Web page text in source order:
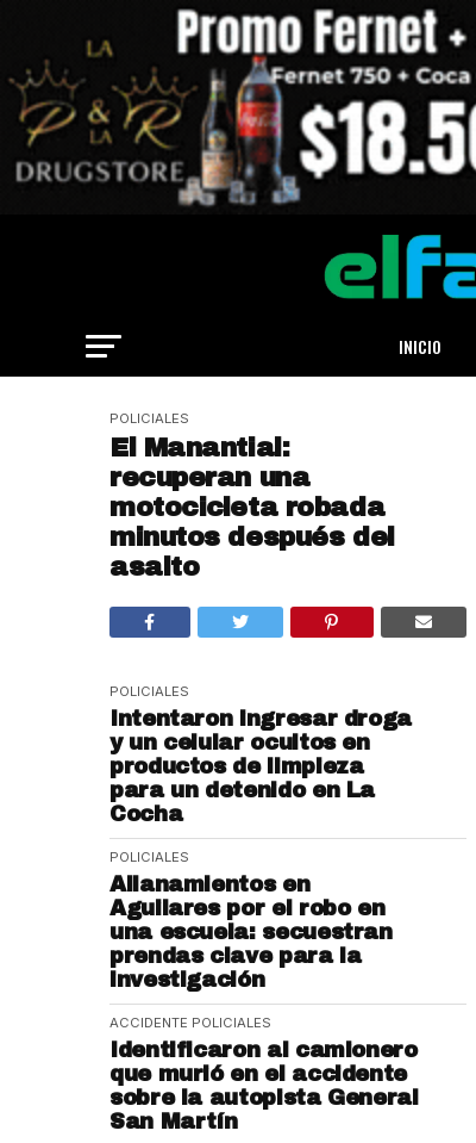
INICIO
POLICIALES
El Manantial:
recuperan una
motocicleta robada
minutos después del
asalto
POLICIALES
Intentaron ingresar droga
y un celular ocultos en
productos de limpieza
para un detenido en La
Cocha
POLICIALES
Allanamientos en
Aguilares por el robo en
una escuela: secuestran
prendas clave para la
investigación
ACCIDENTE POLICIALES
Identificaron al camionero
que murió en el accidente
sobre la autopista General
San Martín